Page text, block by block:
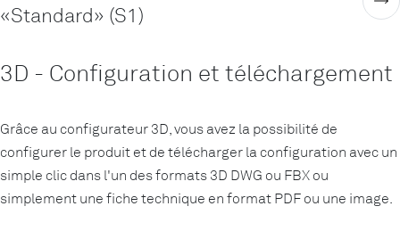
«Standard» (S1)
3D - Configuration et téléchargement
Grâce au configurateur 3D, vous avez la possibilité de
configurer le produit et de télécharger la configuration avec un
simple clic dans l'un des formats 3D DWG ou FBX ou
simplement une fiche technique en format PDF ou une image.